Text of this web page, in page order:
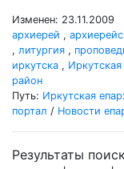
Изменен: 23.11.2009
архиерей ,
, литургия ,
иркутска ,
район
Путь: Иркутская
портал / Новости
Результаты